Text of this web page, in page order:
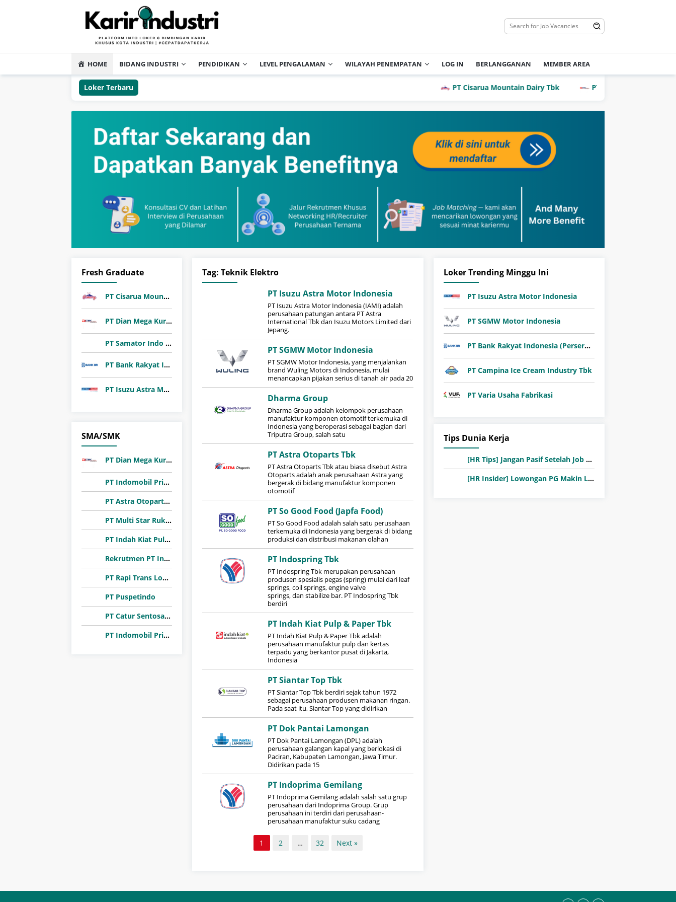
HOME BIDANG INDUSTRI PENDIDIKAN LEVEL PENGALAMAN WILAYAH PENEMPATAN LOG IN BERLANGGANAN MEMBER AREA
Loker Terbaru PT Cisarua Mountain Dairy Tbk PT Dian Mega Kurnia (DMK
Fresh Graduate
PT Cisarua Mountain Dairy Tbk
PT Dian Mega Kurnia (DMK Cargo)
PT Samator Indo Gas Tbk
PT Bank Rakyat Indonesia (Persero) Tbk
PT Isuzu Astra Motor Indonesia
SMA/SMK
PT Dian Mega Kurnia (DMK Cargo)
PT Indomobil Prima Niaga (Indomobil Group)
PT Astra Otoparts Tbk
PT Multi Star Rukun Abadi (Sharon Bakery)
PT Indah Kiat Pulp & Paper Tbk
Rekrutmen PT Inhutani I 2026
PT Rapi Trans Logistik
PT Puspetindo
PT Catur Sentosa Adiprana Tbk
PT Indomobil Prima Niaga (Indomobil Group)
Tag: Teknik Elektro
PT Isuzu Astra Motor Indonesia
​PT Isuzu Astra Motor Indonesia (IAMI) adalah
perusahaan patungan antara PT Astra
International Tbk dan Isuzu Motors Limited dari
Jepang.
PT SGMW Motor Indonesia
PT SGMW Motor Indonesia, yang menjalankan
brand Wuling Motors di Indonesia, mulai
menancapkan pijakan serius di tanah air pada 20
Dharma Group
Dharma Group adalah kelompok perusahaan
manufaktur komponen otomotif terkemuka di
Indonesia yang beroperasi sebagai bagian dari
Triputra Group, salah satu
PT Astra Otoparts Tbk
PT Astra Otoparts Tbk atau biasa disebut Astra
Otoparts adalah anak perusahaan Astra yang
bergerak di bidang manufaktur komponen
otomotif
PT So Good Food (Japfa Food)
PT So Good Food adalah salah satu perusahaan
terkemuka di Indonesia yang bergerak di bidang
produksi dan distribusi makanan olahan
PT Indospring Tbk
PT Indospring Tbk merupakan perusahaan
produsen spesialis pegas (spring) mulai dari leaf
springs, coil springs, engine valve
springs, dan stabilize bar. PT Indospring Tbk
berdiri
PT Indah Kiat Pulp & Paper Tbk
PT Indah Kiat Pulp & Paper Tbk adalah
perusahaan manufaktur pulp dan kertas
terpadu yang berkantor pusat di Jakarta,
Indonesia
PT Siantar Top Tbk
PT Siantar Top Tbk berdiri sejak tahun 1972
sebagai perusahaan produsen makanan ringan.
Pada saat itu, Siantar Top yang didirikan
PT Dok Pantai Lamongan
PT Dok Pantai Lamongan (DPL) adalah
perusahaan galangan kapal yang berlokasi di
Paciran, Kabupaten Lamongan, Jawa Timur.
Didirikan pada 15
PT Indoprima Gemilang
PT Indoprima Gemilang adalah salah satu grup
perusahaan dari Indoprima Group. Grup
perusahaan ini terdiri dari perusahaan-
perusahaan manufaktur suku cadang
1 2 … 32 Next »
Loker Trending Minggu Ini
PT Isuzu Astra Motor Indonesia
PT SGMW Motor Indonesia
PT Bank Rakyat Indonesia (Persero) Tbk
PT Campina Ice Cream Industry Tbk
PT Varia Usaha Fabrikasi
Tips Dunia Kerja
[HR Tips] Jangan Pasif Setelah Job Fair! Ini Pentingnya Follow-Up Setelah Job Fair
[HR Insider] Lowongan PG Makin Langka: Murni Seleksi atau Jalur Orang Dalam?